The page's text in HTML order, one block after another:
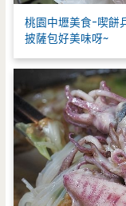
桃園中壢美食-喫餅
披薩包好美味呀~